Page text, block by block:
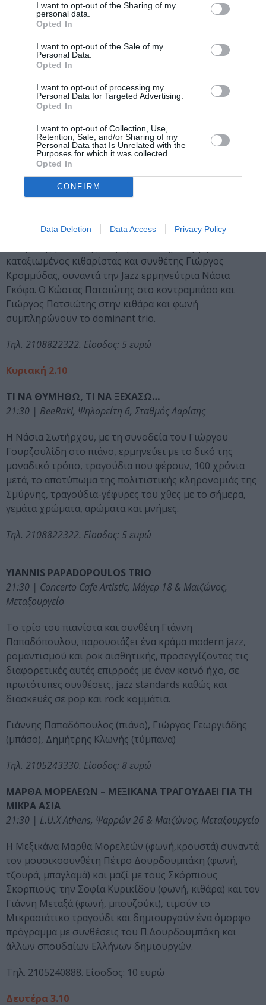
I want to opt-out of the Sharing of my
personal data.
Opted In
I want to opt-out of the Sale of my
Personal Data.
Opted In
I want to opt-out of processing my
Personal Data for Targeted Advertising.
Opted In
I want to opt-out of Collection, Use,
Retention, Sale, and/or Sharing of my
Personal Data that Is Unrelated with the
Purposes for which it was collected.
Opted In
CONFIRM
Data Deletion Data Access Privacy Policy
στοιχεία, μας ταξιδεύουν σε ένα εμπνευσμένο
soundtrack, όπου η μουσική γεννάει εικόνες που
θυμίζουν κινηματογραφική ταινία, δίνοντας μία άλλη
διάσταση στον ξεριζωμό, την απώλεια και τα βιώματα
που σημάδεψαν και άφησαν το αποτύπωμά τους στον
κόσμο μας σήμερα.
Σωτήρης Τράγκας (αφήγηση, σαξόφωνο, φωνή), Πόπη
Νταλαχάνη (κιθάρα), Κορίνα Τράγκα (βιολί), Solis Barki
(κρουστά).
Τηλ. 2105243330. Είσοδος: ευρώ
DOMINANT GIPSY PROJECT
21:30 | BeeRaki, Ψηλορείτη 6, Σταθμός Λαρίσης
Ένα από τα πιο επιτυχημένα gipsy jazz group της
καταξιωμένος κιθαρίστας και συνθέτης Γιώργος
Κρομμύδας, συναντά την Jazz ερμηνεύτρια Νάσια
Γκόφα. Ο Κώστας Πατσιώτης στο κοντραμπάσο και
Γιώργος Πατσιώτης στην κιθάρα και φωνή
συμπληρώνουν το dominant trio.
Τηλ. 2108822322. Είσοδος: 5 ευρώ
Κυριακή 2.10
ΤΙ ΝΑ ΘΥΜΗΘΩ, ΤΙ ΝΑ ΞΕΧΑΣΩ…
21:30 | BeeRaki, Ψηλορείτη 6, Σταθμός Λαρίσης
Η Νάσια Σωτήρχου, με τη συνοδεία του Γιώργου
Γουρζουλίδη στο πιάνο, ερμηνεύει με το δικό της
μοναδικό τρόπο, τραγούδια που φέρουν, 100 χρόνια
μετά, το αποτύπωμα της πολιτιστικής κληρονομιάς της
Σμύρνης, τραγούδια-γέφυρες του χθες με το σήμερα,
γεμάτα χρώματα, αρώματα και μνήμες.
Τηλ. 2108822322. Είσοδος: 5 ευρώ
YIANNIS PAPADOPOULOS TRIO
21:30 | Concerto Cafe Artistic, Μάγερ 18 & Μαιζώνος,
Μεταξουργείο
Το τρίο του πιανίστα και συνθέτη Γιάννη
Παπαδόπουλου, παρουσιάζει ένα κράμα modern jazz,
ρομαντισμού και ροκ αισθητικής, προσεγγίζοντας τις
διαφορετικές αυτές επιρροές με έναν κοινό ήχο, σε
πρωτότυπες συνθέσεις, jazz standards καθώς και
διασκευές σε pop και rock κομμάτια.
Γιάννης Παπαδόπουλος (πιάνο), Γιώργος Γεωργιάδης
(μπάσο), Δημήτρης Κλωνής (τύμπανα)
Τηλ. 2105243330. Είσοδος: 8 ευρώ
ΜΑΡΘΑ ΜΟΡΕΛΕΩΝ – ΜΕΞΙΚΑΝΑ ΤΡΑΓΟΥΔΑΕΙ ΓΙΑ ΤΗ
ΜΙΚΡΑ ΑΣΙΑ
21:30 | L.U.X Athens, Ψαρρών 26 & Μαιζώνος, Μεταξουργείο
Η Μεξικάνα Μαρθα Μορελεών (φωνή,κρουστά) συναντά
τον μουσικοσυνθέτη Πέτρο Δουρδουμπάκη (φωνή,
τζουρά, μπαγλαμά) και μαζί με τους Σκόρπιους
Σκορπιούς: την Σοφία Κυρικίδου (φωνή, κιθάρα) και τον
Γιάννη Μεταξά (φωνή, μπουζούκι), τιμούν το
Μικρασιάτικο τραγούδι και δημιουργούν ένα όμορφο
πρόγραμμα με συνθέσεις του Π.Δουρδουμπάκη και
άλλων σπουδαίων Ελλήνων δημιουργών.
Τηλ. 2105240888. Είσοδος: 10 ευρώ
Δευτέρα 3.10